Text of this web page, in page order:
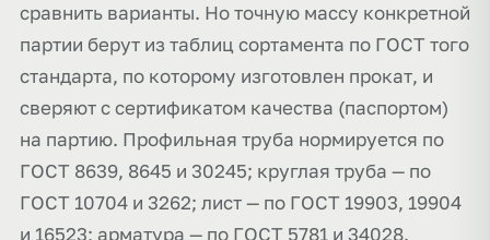
сравнить варианты. Но точную массу конкретной
партии берут из таблиц сортамента по ГОСТ того
стандарта, по которому изготовлен прокат, и
сверяют с сертификатом качества (паспортом)
на партию. Профильная труба нормируется по
ГОСТ 8639, 8645 и 30245; круглая труба — по
ГОСТ 10704 и 3262; лист — по ГОСТ 19903, 19904
и 16523; арматура — по ГОСТ 5781 и 34028.